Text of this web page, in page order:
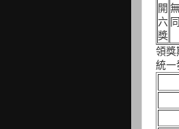
開
六
獎
領獎
統一